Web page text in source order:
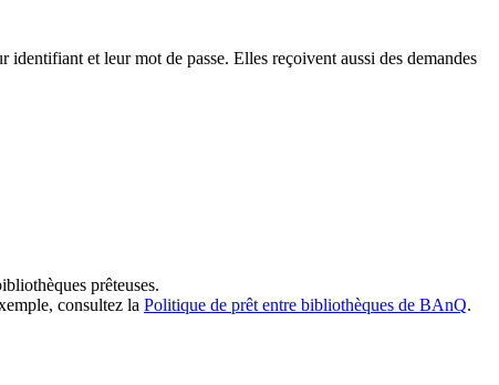
et leur mot de passe. Elles reçoivent aussi des demandes
prêteuses.
consultez la Politique de prêt entre bibliothèques de BAnQ.